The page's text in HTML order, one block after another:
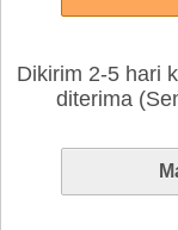
Dikirim 2-5 hari
diterima